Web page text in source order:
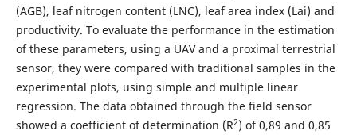
(AGB), leaf nitrogen content (LNC), leaf area index (Lai) and
productivity. To evaluate the performance in the estimation
of these parameters, using a UAV and a proximal terrestrial
sensor, they were compared with traditional samples in the
experimental plots, using simple and multiple linear
regression. The data obtained through the field sensor
showed a coefficient of determination (R2) of 0,89 and 0,85